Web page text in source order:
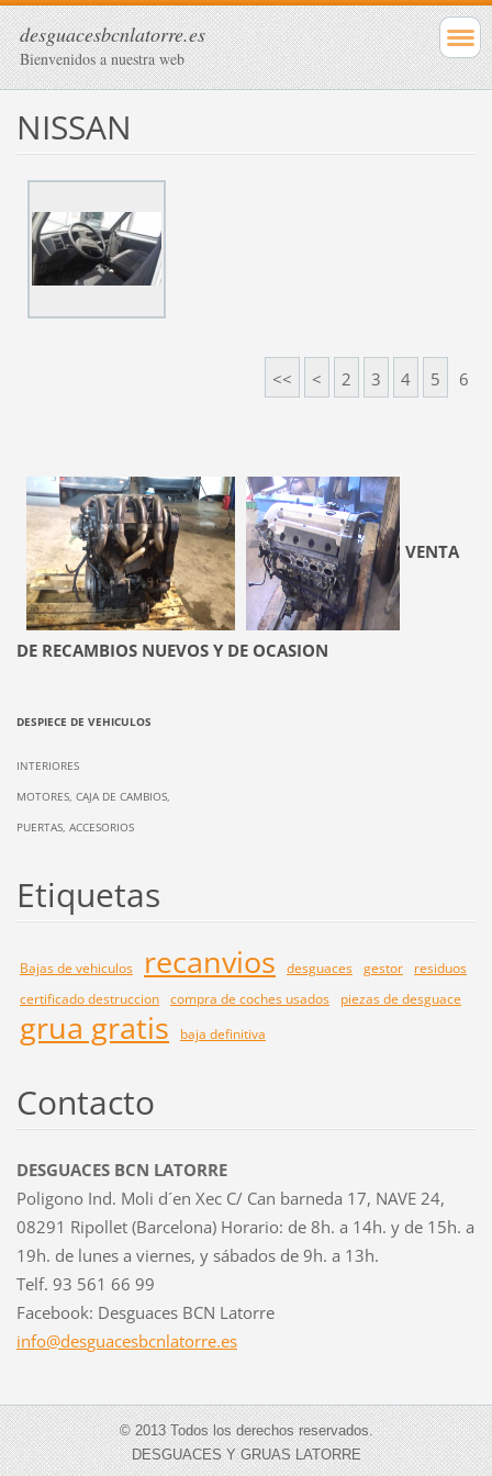
desguacesbcnlatorre.es
Bienvenidos a nuestra web
NISSAN
<< < 2 3 4 5 6
VENTA
DE RECAMBIOS NUEVOS Y DE OCASION
DESPIECE DE VEHICULOS
INTERIORES
MOTORES, CAJA DE CAMBIOS,
PUERTAS, ACCESORIOS
Etiquetas
Bajas de vehiculos recanvios desguaces gestor
residuos
certificado destruccion compra de coches usados piezas de desguace
grua gratis baja definitiva
Contacto
DESGUACES BCN LATORRE
Poligono Ind. Moli d´en Xec C/ Can barneda 17, NAVE 24,
08291 Ripollet (Barcelona) Horario: de 8h. a 14h. y de 15h. a
19h. de lunes a viernes, y sábados de 9h. a 13h.
Telf. 93 561 66 99
Facebook: Desguaces BCN Latorre
info@desguacesbcnlatorre.es
© 2013 Todos los derechos reservados.
DESGUACES Y GRUAS LATORRE